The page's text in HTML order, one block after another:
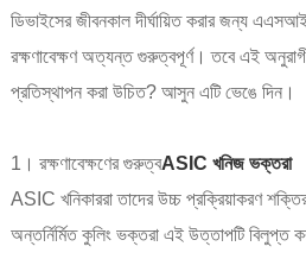
ডিভাইসের জীবনকাল দীর্ঘায়িত করার জন্য
রক্ষণাবেক্ষণ অত্যন্ত গুরুত্বপূর্ণ। তবে এই
প্রতিস্থাপন করা উচিত? আসুন এটি ভেঙে দিন।
1। রক্ষণাবেক্ষণের গুরুত্বASIC খনিজ ভক্তরা
ASIC খনিকাররা তাদের উচ্চ প্রক্রিয়াকরণ
অন্তর্নির্মিত কুলিং ভক্তরা এই উত্তাপটি বিলুপ্ত